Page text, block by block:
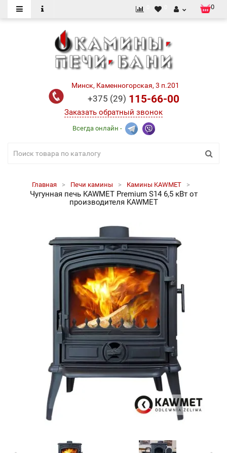
0
Минск, Каменногорская, 3 п.201
+375 (29) 115-66-00
Заказать обратный звонок
Всегда онлайн -
Главная Печи камины Камины KAWMET
Чугунная печь KAWMET Premium S14 6,5 кВт от
производителя KAWMET